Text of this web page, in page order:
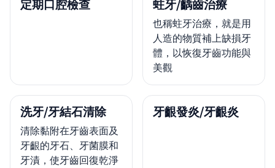
定期口腔檢查 蛀牙/齲齒治療
也稱蛀牙治療，就是用
人造的物質補上缺損牙
體，以恢復牙齒功能與
美觀
洗牙/牙結石清除
清除黏附在牙齒表面及
牙齦的牙石、牙菌膜和
牙漬，使牙齒回復乾淨
牙齦發炎/牙齦炎